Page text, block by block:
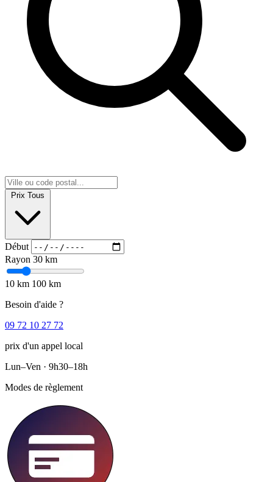
Prix Tous
Début
Rayon 30 km
10 km 100 km
Besoin d'aide ?
09 72 10 27 72
prix d'un appel local
Lun–Ven · 9h30–18h
Modes de règlement